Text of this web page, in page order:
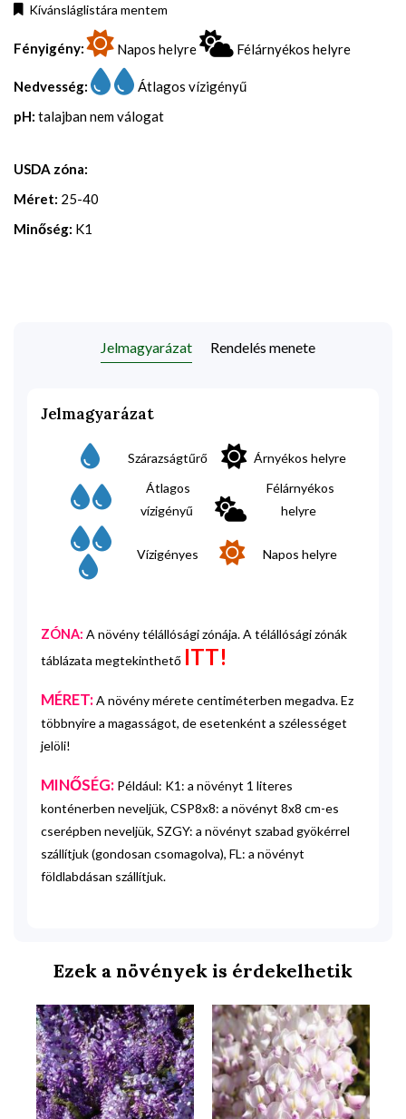
Kívánsláglistára mentem
Fényigény: Napos helyre Félárnyékos helyre
Nedvesség:
Átlagos vízigényű
pH: talajban nem válogat
USDA zóna:
Méret: 25-40
Minőség: K1
Jelmagyarázat Rendelés menete
Jelmagyarázat
Szárazságtűrő
Árnyékos helyre
Átlagos
vízigényű
Félárnyékos
helyre
Vízigényes Napos helyre
ZÓNA: A növény télállósági zónája. A télállósági zónák
táblázata megtekinthető ITT!
MÉRET:A növény mérete centiméterben megadva. Ez
többnyire a magasságot, de esetenként a szélességet
jelöli!
MINŐSÉG: Például: K1: a növényt 1 literes
konténerben neveljük, CSP8x8: a növényt 8x8 cm-es
cserépben neveljük, SZGY: a növényt szabad gyökérrel
szállítjuk (gondosan csomagolva), FL: a növényt
földlabdásan szállítjuk.
Ezek a növények is érdekelhetik